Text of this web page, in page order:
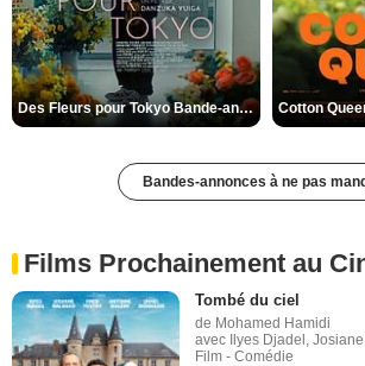
Des Fleurs pour Tokyo Bande-annonce VO STFR
Bandes-annonces à ne pas
Films Prochainement au
Tombé du ciel
de Mohamed Hamidi
avec Ilyes Djadel,
Film - Comédie